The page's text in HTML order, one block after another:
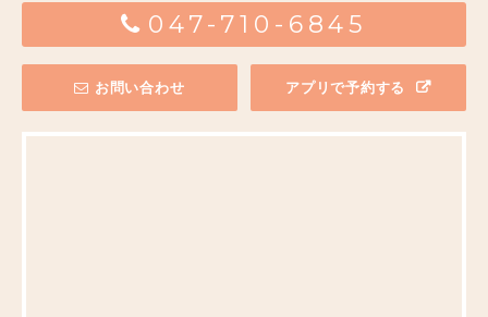
047-710-6845
お問い合わせ アプリで予約する